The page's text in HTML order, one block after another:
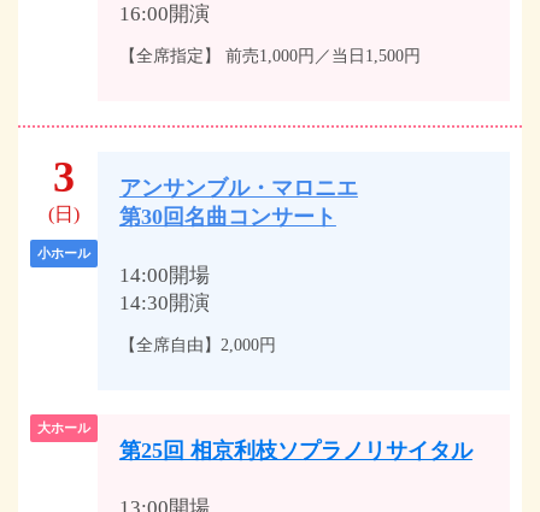
16:00開演
【全席指定】 前売1,000円／当日1,500円
3
(日)
小ホール
アンサンブル・マロニエ
第30回名曲コンサート
14:00開場
14:30開演
【全席自由】2,000円
大ホール
第25回 相京利枝ソプラノリサイタル